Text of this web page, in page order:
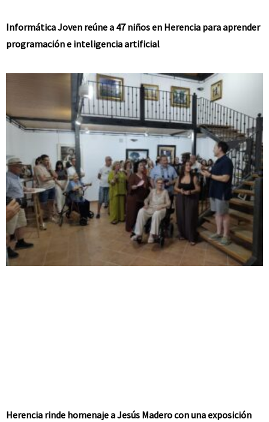
Informática Joven reúne a 47 niños en Herencia para aprender
programación e inteligencia artificial
Herencia rinde homenaje a Jesús Madero con una exposición